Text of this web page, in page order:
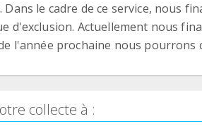
le cadre de ce service, nous
d'exclusion. Actuellement nous
l'année prochaine nous pourrons
collecte à :